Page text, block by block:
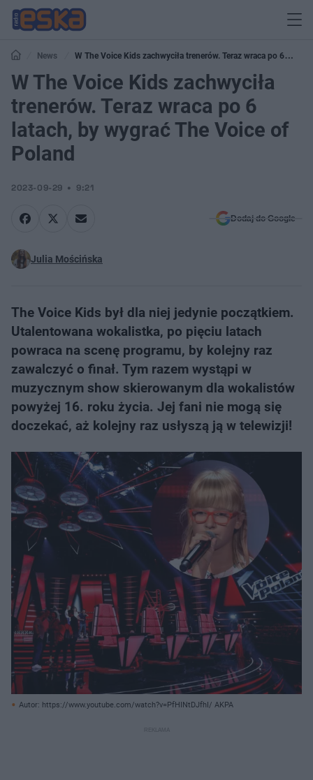
News
W The Voice Kids zachwyciła trenerów. Teraz wraca po 6
latach, by wygrać The Voice of Poland
W The Voice Kids zachwyciła
trenerów. Teraz wraca po 6
latach, by wygrać The Voice of
Poland
2023-09-29 9:21
Dodaj do Google
Julia Mościńska
The Voice Kids był dla niej jedynie początkiem.
Utalentowana wokalistka, po pięciu latach
powraca na scenę programu, by kolejny raz
zawalczyć o finał. Tym razem wystąpi w
muzycznym show skierowanym dla wokalistów
powyżej 16. roku życia. Jej fani nie mogą się
doczekać, aż kolejny raz usłyszą ją w telewizji!
Autor: https://www.youtube.com/watch?v=PfHINtDJfhI/ AKPA